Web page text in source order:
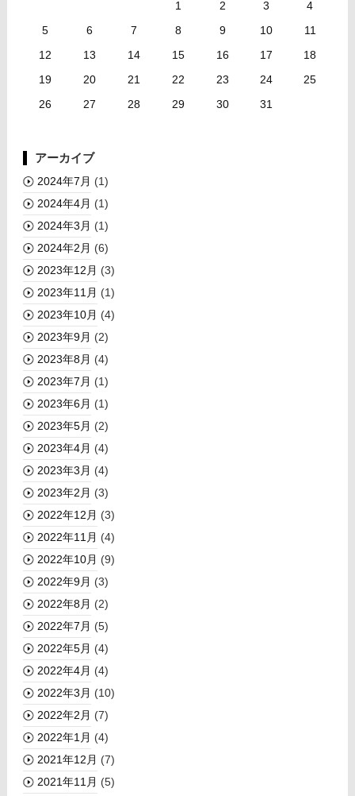
1
2 3
4
5
6 7 8 9 10
11
12
13 14 15 16 17
18
19
20 21 22 23 24
25
26
27 28 29 30 31
アーカイブ
2024年7月 (1)
2024年4月 (1)
2024年3月 (1)
2024年2月 (6)
2023年12月 (3)
2023年11月 (1)
2023年10月 (4)
2023年9月 (2)
2023年8月 (4)
2023年7月 (1)
2023年6月 (1)
2023年5月 (2)
2023年4月 (4)
2023年3月 (4)
2023年2月 (3)
2022年12月 (3)
2022年11月 (4)
2022年10月 (9)
2022年9月 (3)
2022年8月 (2)
2022年7月 (5)
2022年5月 (4)
2022年4月 (4)
2022年3月 (10)
2022年2月 (7)
2022年1月 (4)
2021年12月 (7)
2021年11月 (5)